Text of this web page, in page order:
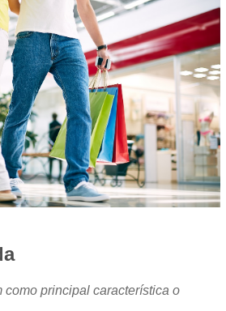
como principal característica o